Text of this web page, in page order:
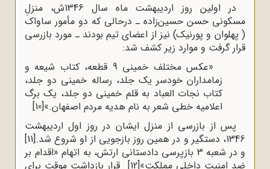
در اولین روز اردیبهشت ماه سال 1346ش، منزلِ
مسکونی حسن حسین‌زاده ـ درحالی که دو مأمور ساواک
( پهلوان و پورنیک) نیز از اعضای تیم بودند ـ مورد بازرسی
قرار گرفت و موارد زیر کشف شد:
«عکس مختلف خمینی 9 قطعه، کتاب شیعه و
زمامداران خودسر یک جلد، رساله خمینی دو جلد،
کتاب نجات العباد به قلم خمینی دو جلد، یک برگ
اعلامیه خطی شعر به نام هدیه مردم اصفهان.»[10]
پس از بازرسی از منزل ایشان در روز اول اردیبهشت
1346، دستگیر و در همین روز بازجویی از او شروع شد.
[11]
و در شعبه 3 بازپرسی دادستانی ارتش، به اتهام «اقدام بر
ضد امنیت داخلی مملکت»[12] قرار بازداشت موقت برای